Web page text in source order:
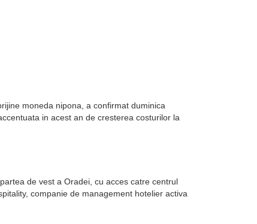
moneda nipona, a confirmat duminica
in acest an de cresterea costurilor la
de vest a Oradei, cu acces catre centrul
companie de management hotelier activa